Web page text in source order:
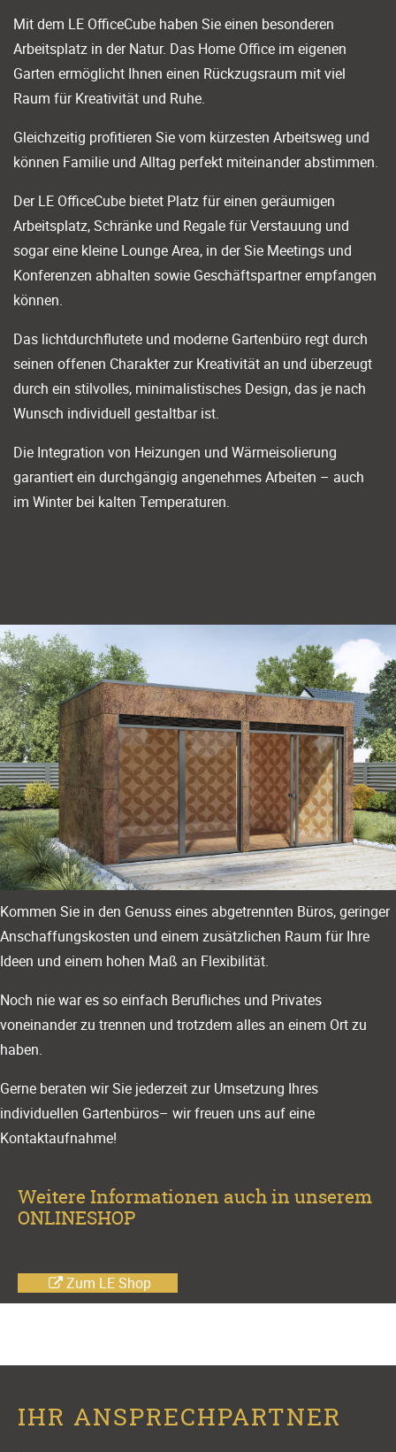
Mit dem LE OfficeCube haben Sie einen besonderen
Arbeitsplatz in der Natur. Das Home Office im eigenen
Garten ermöglicht Ihnen einen Rückzugsraum mit viel
Raum für Kreativität und Ruhe.
Gleichzeitig profitieren Sie vom kürzesten Arbeitsweg und
können Familie und Alltag perfekt miteinander abstimmen.
Der LE OfficeCube bietet Platz für einen geräumigen
Arbeitsplatz, Schränke und Regale für Verstauung und
sogar eine kleine Lounge Area, in der Sie Meetings und
Konferenzen abhalten sowie Geschäftspartner empfangen
können.
Das lichtdurchflutete und moderne Gartenbüro regt durch
seinen offenen Charakter zur Kreativität an und überzeugt
durch ein stilvolles, minimalistisches Design, das je nach
Wunsch individuell gestaltbar ist.
Die Integration von Heizungen und Wärmeisolierung
garantiert ein durchgängig angenehmes Arbeiten – auch
im Winter bei kalten Temperaturen.
Kommen Sie in den Genuss eines abgetrennten Büros, geringer
Anschaffungskosten und einem zusätzlichen Raum für Ihre
Ideen und einem hohen Maß an Flexibilität.
Noch nie war es so einfach Berufliches und Privates
voneinander zu trennen und trotzdem alles an einem Ort zu
haben.
Gerne beraten wir Sie jederzeit zur Umsetzung Ihres
individuellen Gartenbüros– wir freuen uns auf eine
Kontaktaufnahme!
Weitere Informationen auch in unserem
ONLINESHOP
Zum LE Shop
IHR ANSPRECHPARTNER